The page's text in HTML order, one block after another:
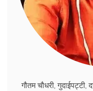
गौतम चौधरी, गुदाईपट्टी,